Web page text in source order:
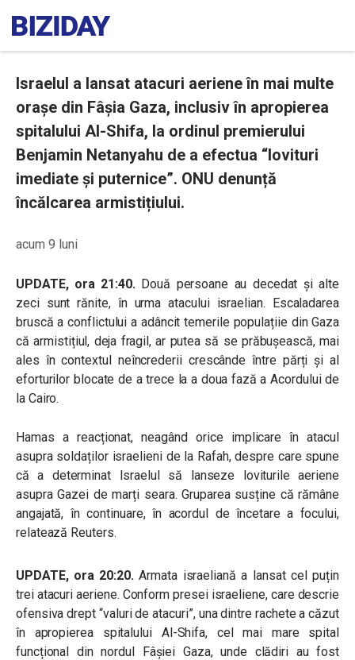
Israelul a lansat atacuri aeriene în mai multe
orașe din Fâșia Gaza, inclusiv în apropierea
spitalului Al-Shifa, la ordinul premierului
Benjamin Netanyahu de a efectua “lovituri
imediate și puternice”. ONU denunță
încălcarea armistițiului.
acum 9 luni
UPDATE, ora 21:40. Două persoane au decedat și alte
zeci sunt rănite, în urma atacului israelian. Escaladarea
bruscă a conflictului a adâncit temerile populațiie din Gaza
că armistițiul, deja fragil, ar putea să se prăbușească, mai
ales în contextul neîncrederii crescânde între părți și al
eforturilor blocate de a trece la a doua fază a Acordului de
la Cairo.
Hamas a reacționat, neagând orice implicare în atacul
asupra soldaților israelieni de la Rafah, despre care spune
că a determinat Israelul să lanseze loviturile aeriene
asupra Gazei de marți seara. Gruparea susține că rămâne
angajată, în continuare, în acordul de încetare a focului,
relatează Reuters.
UPDATE, ora 20:20.Armata israeliană a lansat cel puțin
trei atacuri aeriene. Conform presei israeliene, care descrie
ofensiva drept “valuri de atacuri”, una dintre rachete a căzut
în apropierea spitalului Al-Shifa, cel mai mare spital
funcțional din nordul Fâșiei Gaza, unde clădiri au fost